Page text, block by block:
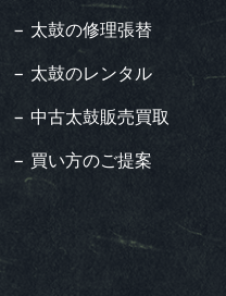
− 太鼓の修理張替
− 太鼓のレンタル
− 中古太鼓販売買取
− 買い方のご提案